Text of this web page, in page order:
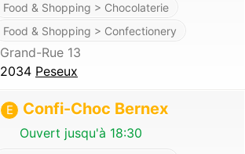
Food & Shopping > Chocolaterie
Food & Shopping > Confectionery
Grand-Rue 13
2034 Peseux
E Confi-Choc Bernex
Ouvert jusqu'à 18:30